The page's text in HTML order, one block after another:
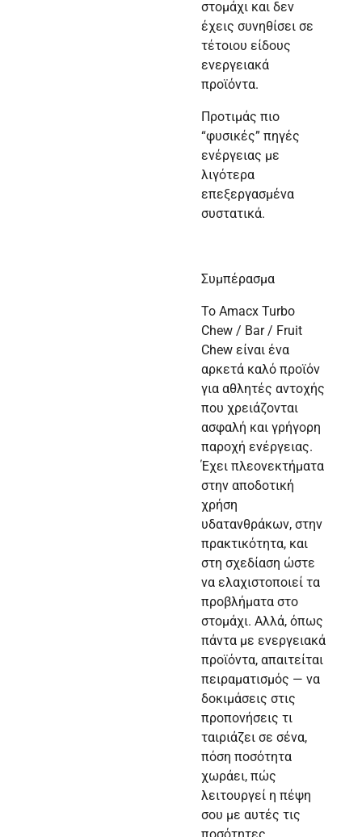
στομάχι και δεν
έχεις συνηθίσει σε
τέτοιου είδους
ενεργειακά
προϊόντα.
Προτιμάς πιο
“φυσικές” πηγές
ενέργειας με
λιγότερα
επεξεργασμένα
συστατικά.
Συμπέρασμα
Το Amacx Turbo
Chew / Bar / Fruit
Chew είναι ένα
αρκετά καλό προϊόν
για αθλητές αντοχής
που χρειάζονται
ασφαλή και γρήγορη
παροχή ενέργειας.
Έχει πλεονεκτήματα
στην αποδοτική
χρήση
υδατανθράκων, στην
πρακτικότητα, και
στη σχεδίαση ώστε
να ελαχιστοποιεί τα
προβλήματα στο
στομάχι. Αλλά, όπως
πάντα με ενεργειακά
προϊόντα, απαιτείται
πειραματισμός — να
δοκιμάσεις στις
προπονήσεις τι
ταιριάζει σε σένα,
πόση ποσότητα
χωράει, πώς
λειτουργεί η πέψη
σου με αυτές τις